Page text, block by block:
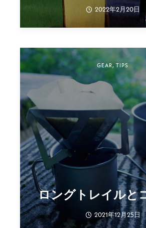
2022年2月20日
GEAR, TIPS
ロングトレイルと
2021年12月25日